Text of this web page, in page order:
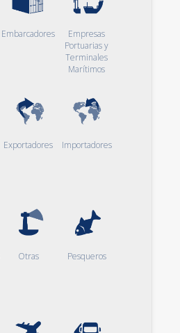
Embarcadores
Empresas
Portuarias y
Terminales
Marítimos
Exportadores Importadores
Otras Pesqueros